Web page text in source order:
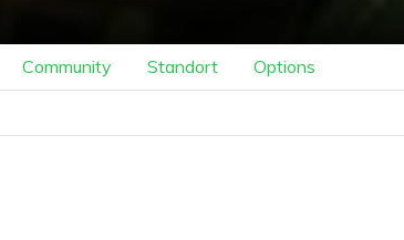
Community Standort Options